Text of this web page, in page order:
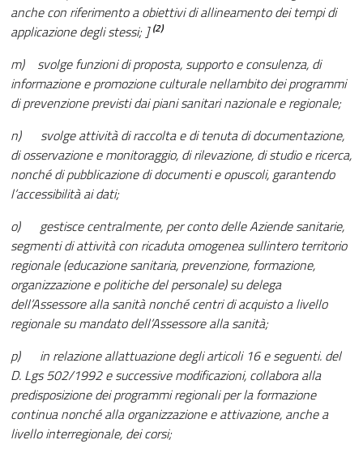
anche con riferimento a obiettivi di allineamento dei tempi di
applicazione degli stessi; ](2)
m) svolge funzioni di proposta, supporto e consulenza, di
informazione e promozione culturale nellambito dei programmi
di prevenzione previsti dai piani sanitari nazionale e regionale;
n) svolge attività di raccolta e di tenuta di documentazione,
di osservazione e monitoraggio, di rilevazione, di studio e ricerca,
nonché di pubblicazione di documenti e opuscoli, garantendo
l’accessibilità ai dati;
o) gestisce centralmente, per conto delle Aziende sanitarie,
segmenti di attività con ricaduta omogenea sullintero territorio
regionale (educazione sanitaria, prevenzione, formazione,
organizzazione e politiche del personale) su delega
dell’Assessore alla sanità nonché centri di acquisto a livello
regionale su mandato dell’Assessore alla sanità;
p) in relazione allattuazione degli articoli 16 e seguenti. del
D. Lgs 502/1992 e successive modificazioni, collabora alla
predisposizione dei programmi regionali per la formazione
continua nonché alla organizzazione e attivazione, anche a
livello interregionale, dei corsi;